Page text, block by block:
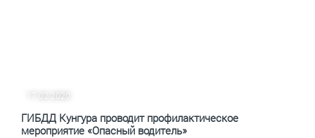
17.02.2020
ГИБДД Кунгура проводит профилактическое
мероприятие «Опасный водитель»